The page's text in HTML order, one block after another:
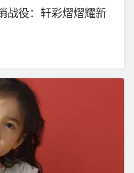
战役：轩彩熠熠耀新